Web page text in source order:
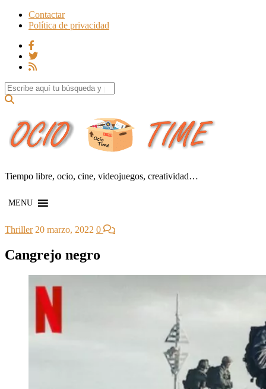
Contactar
Política de privacidad
Search for:
Tiempo libre, ocio, cine, videojuegos, creatividad…
MENU
Thriller 20 marzo, 2022 0
Cangrejo negro